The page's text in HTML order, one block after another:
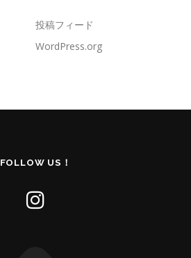
投稿フィード
WordPress.org
FOLLOW US！